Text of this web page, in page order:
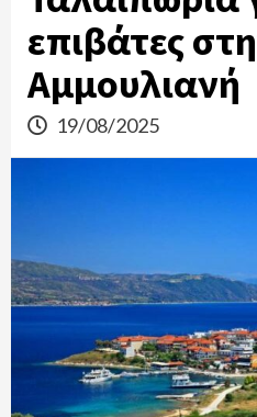
επιβάτες
Αμμουλιανή
19/08/2025